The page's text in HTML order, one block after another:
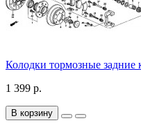
Колодки тормозные задние
1 399 р.
В корзину